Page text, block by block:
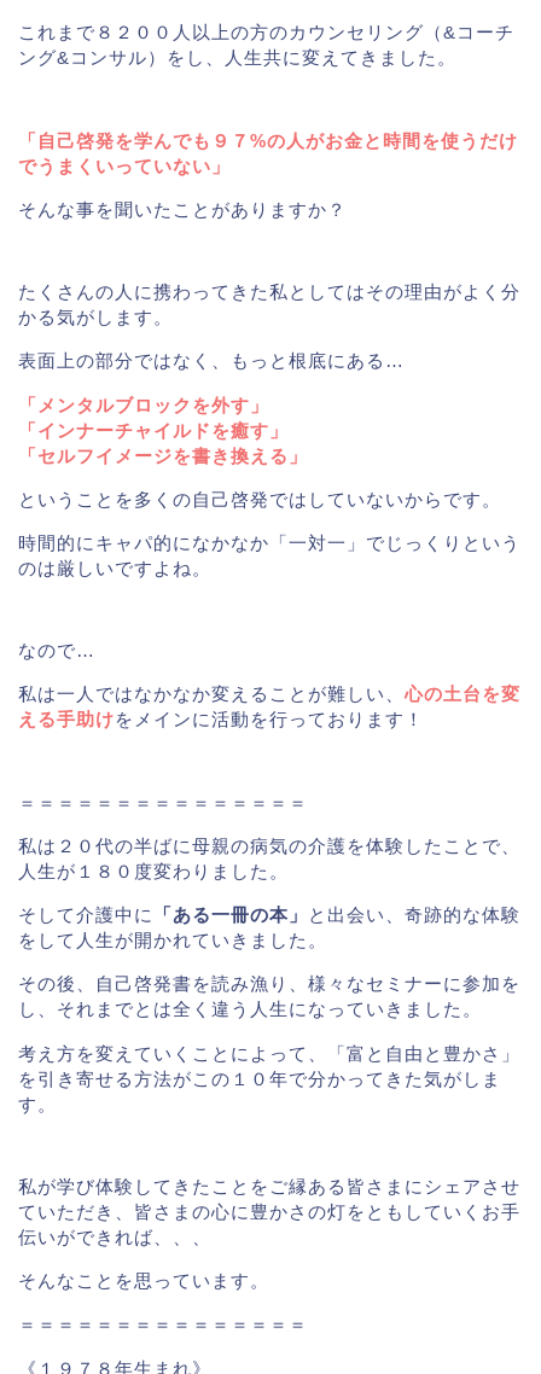
これまで８２００人以上の方のカウンセリング（&コーチ
ング&コンサル）をし、人生共に変えてきました。
「自己啓発を学んでも９７%の人がお金と時間を使うだけ
でうまくいっていない」
そんな事を聞いたことがありますか？
たくさんの人に携わってきた私としてはその理由がよく分
かる気がします。
表面上の部分ではなく、もっと根底にある…
「メンタルブロックを外す」
「インナーチャイルドを癒す」
「セルフイメージを書き換える」
ということを多くの自己啓発ではしていないからです。
時間的にキャパ的になかなか「一対一」でじっくりという
のは厳しいですよね。
なので…
私は一人ではなかなか変えることが難しい、 心の土台を変
える手助けをメインに活動を行っております！
＝＝＝＝＝＝＝＝＝＝＝＝＝＝＝
私は２０代の半ばに母親の病気の介護を体験したことで、
人生が１８０度変わりました。
そして介護中に 「ある一冊の本」
と出会い、奇跡的な体験
をして人生が開かれていきました。
その後、自己啓発書を読み漁り、様々なセミナーに参加を
し、それまでとは全く違う人生になっていきました。
考え方を変えていくことによって、「富と自由と豊かさ」
を引き寄せる方法がこの１０年で分かってきた気がしま
す。
私が学び体験してきたことをご縁ある皆さまにシェアさせ
ていただき、皆さまの心に豊かさの灯をともしていくお手
伝いができれば、、、
そんなことを思っています。
＝＝＝＝＝＝＝＝＝＝＝＝＝＝＝
《１９７８年生まれ》